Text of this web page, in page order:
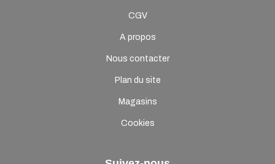
CGV
A propos
Nous contacter
Plan du site
Magasins
Cookies